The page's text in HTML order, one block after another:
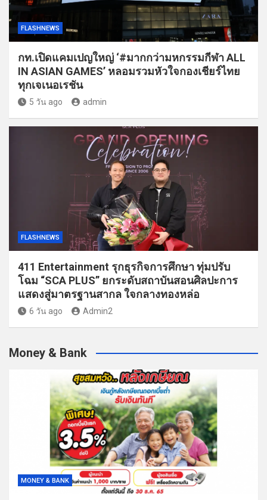
FLASHNEWS
กท.เปิดแคมเปญใหญ่ ‘#มากกว่ามหกรรมกีฬา ALL
IN ASIAN GAMES’ หลอมรวมหัวใจกองเชียร์ไทย
ทุกเจเนอเรชัน
5 วัน ago admin
FLASHNEWS
411 Entertainment รุกธุรกิจการศึกษา ทุ่มปรับ
โฉม “SCA PLUS” ยกระดับสถาบันสอนศิลปะการ
แสดงสู่มาตรฐานสากล ใจกลางทองหล่อ
6 วัน ago Admin2
Money & Bank
MONEY & BANK